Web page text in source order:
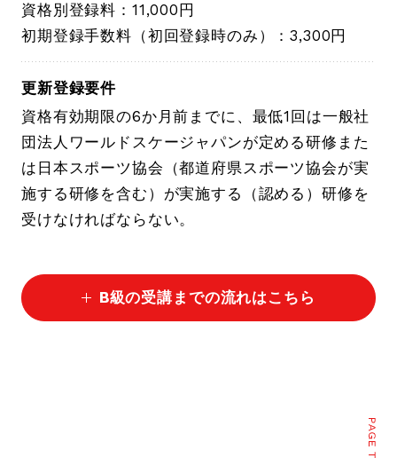
資格別登録料：11,000円
初期登録手数料（初回登録時のみ）：3,300円
更新登録要件
資格有効期限の6か月前までに、最低1回は一般社
団法人ワールドスケージャパンが定める研修また
は日本スポーツ協会（都道府県スポーツ協会が実
施する研修を含む）が実施する（認める）研修を
受けなければならない。
B級の受講までの流れはこちら